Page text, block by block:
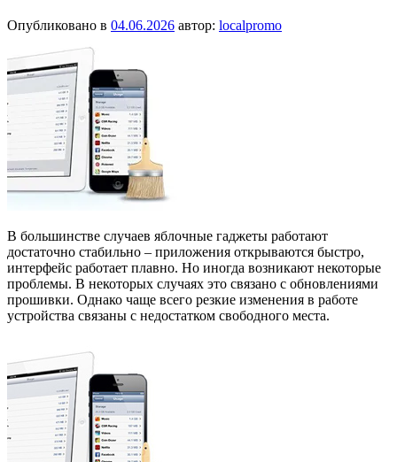
Опубликовано в 04.06.2026 автор: localpromo
В большинстве случаев яблочные гаджеты работают
достаточно стабильно – приложения открываются быстро,
интерфейс работает плавно. Но иногда возникают некоторые
проблемы. В некоторых случаях это связано с обновлениями
прошивки. Однако чаще всего резкие изменения в работе
устройства связаны с недостатком свободного места.